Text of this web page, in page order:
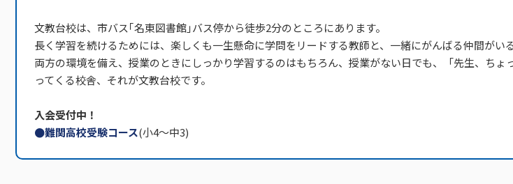
文教台校は、市バス｢名東図書館｣バス停から徒歩2分のところにあります。
長く学習を続けるためには、楽しくも一生懸命に学問をリードする教師と、一緒にがんばる仲間がい
両方の環境を備え、授業のときにしっかり学習するのはもちろん、授業がない日でも、「先生、ち
ってくる校舎、それが文教台校です。
入会受付中！
●難関高校受験コース(小4～中3)